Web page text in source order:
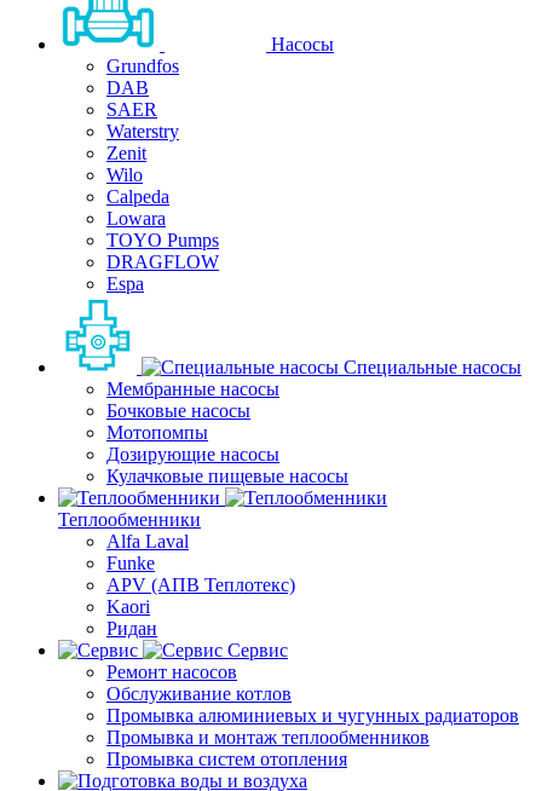
Насосы
Grundfos
DAB
SAER
Waterstry
Zenit
Wilo
Calpeda
Lowara
TOYO Pumps
DRAGFLOW
Espa
Специальные насосы
Мембранные насосы
Бочковые насосы
Мотопомпы
Дозирующие насосы
Кулачковые пищевые насосы
Теплообменники
Alfa Laval
Funke
APV (АПВ Теплотекс)
Kaori
Ридан
Сервис
Ремонт насосов
Обслуживание котлов
Промывка алюминиевых и чугунных радиаторов
Промывка и монтаж теплообменников
Промывка систем отопления